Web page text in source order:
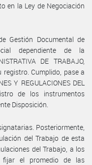
en la Ley de Negociación
Gestión Documental de
dependiente de la
DE TRABAJO,
registro. Cumplido, pase a
Y REGULACIONES DEL
de los instrumentos
Disposición.
Posteriormente,
del Trabajo de esta
del Trabajo, a los
fijar el promedio de las